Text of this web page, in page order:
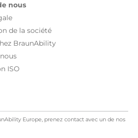
nous
de la société
BraunAbility
ISO
Europe, prenez contact avec un de nos